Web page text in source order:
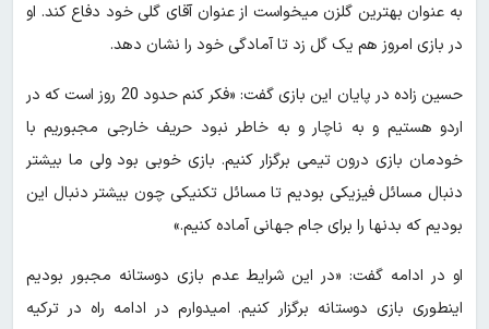
به عنوان بهترین گلزن میخواست از عنوان آقای گلی خود دفاع کند. او
در بازی امروز هم یک گل زد تا آمادگی خود را نشان دهد.
حسین زاده در پایان این بازی گفت: «فکر کنم حدود 20 روز است که در
اردو هستیم و به ناچار و به خاطر نبود حریف خارجی مجبوریم با
خودمان بازی درون تیمی برگزار کنیم. بازی خوبی بود ولی ما بیشتر
دنبال مسائل فیزیکی بودیم تا مسائل تکنیکی چون بیشتر دنبال این
بودیم که بدنها را برای جام جهانی آماده کنیم.»
او در ادامه گفت: «در این شرایط عدم بازی دوستانه مجبور بودیم
اینطوری بازی دوستانه برگزار کنیم. امیدوارم در ادامه راه در ترکیه